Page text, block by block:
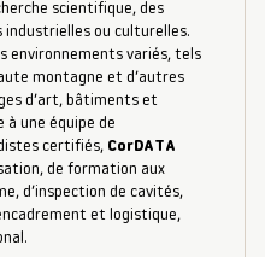
scientifique, des
ou culturelles.
environnements variés, tels
montagne et d’autres
d’art, bâtiments et
à une équipe de
certifiés, CorDATA
de formation aux
d’inspection de cavités,
et logistique,